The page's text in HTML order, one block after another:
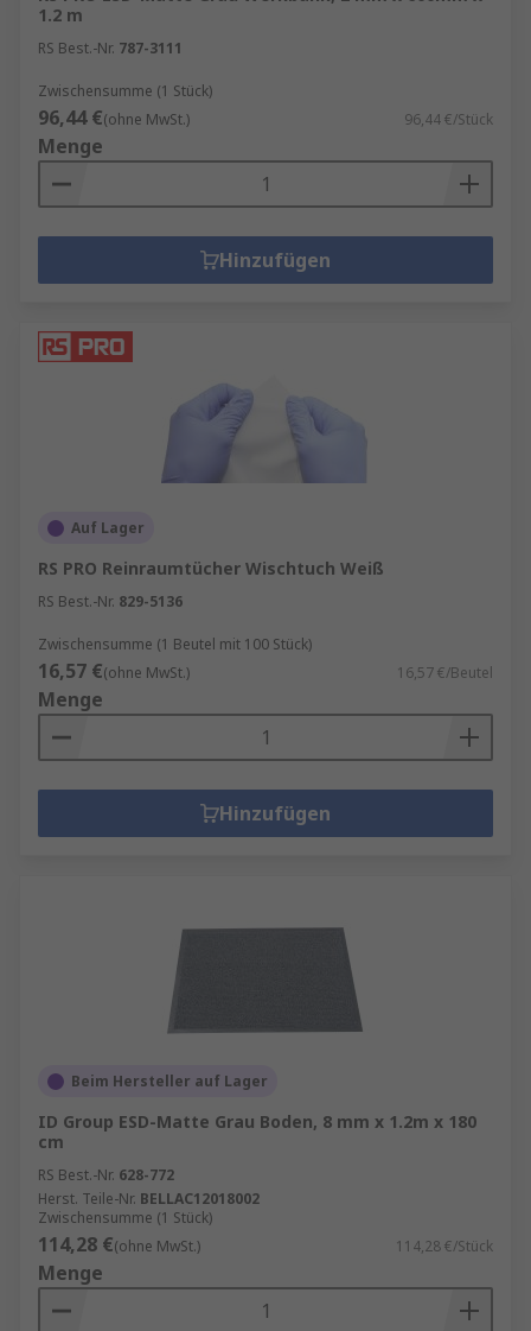
1.2 m
RS Best.-Nr. 787-3111
Zwischensumme (1 Stück)
96,44 €(ohne MwSt.) 96,44 €/Stück
Menge
Hinzufügen
Auf Lager
RS PRO Reinraumtücher Wischtuch Weiß
RS Best.-Nr. 829-5136
Zwischensumme (1 Beutel mit 100 Stück)
16,57 €(ohne MwSt.) 16,57 €/Beutel
Menge
Hinzufügen
Beim Hersteller auf Lager
ID Group ESD-Matte Grau Boden, 8 mm x 1.2m x 180
cm
RS Best.-Nr. 628-772
Herst. Teile-Nr. BELLAC12018002
Zwischensumme (1 Stück)
114,28 €(ohne MwSt.) 114,28 €/Stück
Menge